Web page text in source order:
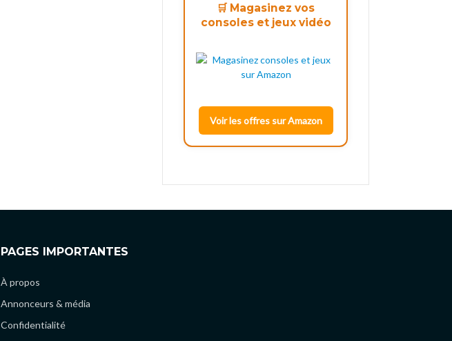
🛒 Magasinez vos
consoles et jeux vidéo
Voir les offres sur Amazon
PAGES IMPORTANTES
À propos
Annonceurs & média
Confidentialité